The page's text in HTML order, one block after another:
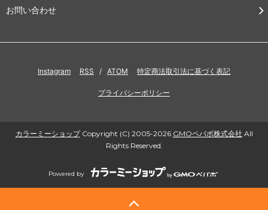
お問い合わせ
Instagram RSS / ATOM 特定商法取引法に基づく表記
プライバシーポリシー
カラーミーショップCopyright (C) 2005-2026 GMOペパボ株式会社 All
Rights Reserved.
Powered by